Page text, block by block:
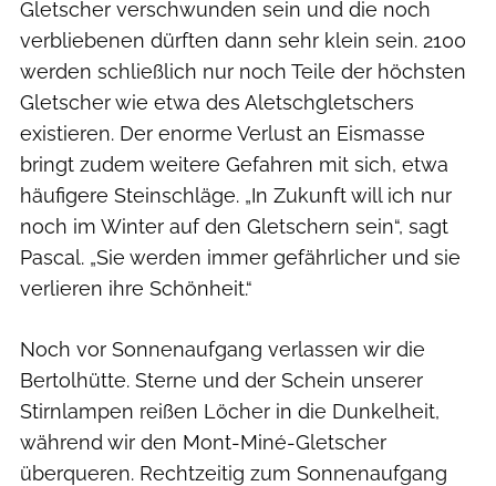
Gletscher verschwunden sein und die noch
verbliebenen dürften dann sehr klein sein. 2100
werden schließlich nur noch Teile der höchsten
Gletscher wie etwa des Aletschgletschers
existieren. Der enorme Verlust an Eismasse
bringt zudem weitere Gefahren mit sich, etwa
häufigere Steinschläge. „In Zukunft will ich nur
noch im Winter auf den Gletschern sein“, sagt
Pascal. „Sie werden immer gefährlicher und sie
verlieren ihre Schönheit.“
Noch vor Sonnenaufgang verlassen wir die
Bertolhütte. Sterne und der Schein unserer
Stirnlampen reißen Löcher in die Dunkelheit,
während wir den Mont-Miné-Gletscher
überqueren. Rechtzeitig zum Sonnenaufgang